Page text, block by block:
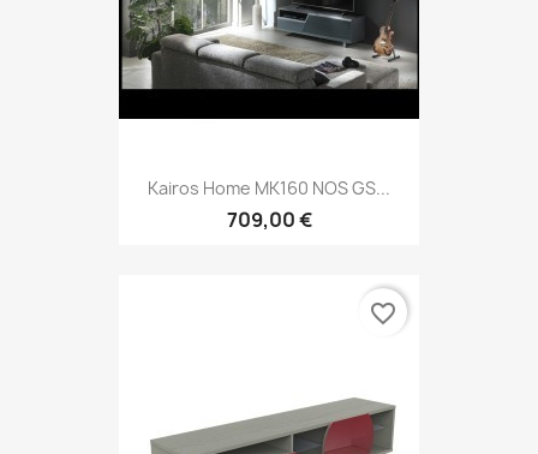
Kairos Home MK160 NOS GS...
709,00 €
favorite_border